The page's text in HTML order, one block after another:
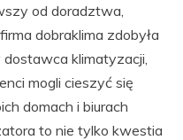
od doradztwa,
dobraklima zdobyła
klimatyzacji,
mogli cieszyć się
domach i biurach
to nie tylko kwestia